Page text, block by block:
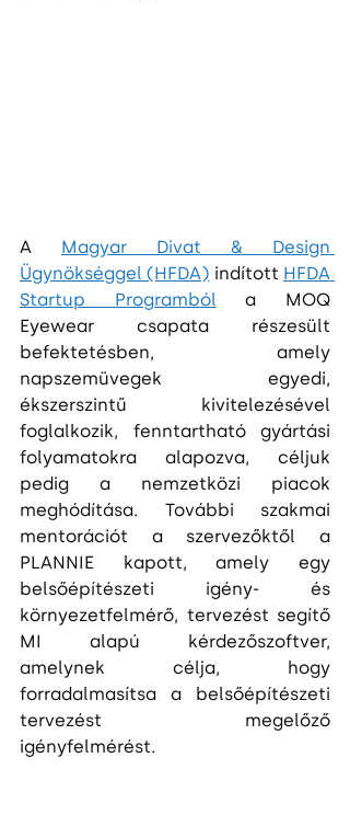
A Magyar Divat & Design
Ügynökséggel (HFDA) indított HFDA
Startup Programból a MOQ
Eyewear csapata részesült
befektetésben, amely
napszemüvegek egyedi,
ékszerszintű kivitelezésével
foglalkozik, fenntartható gyártási
folyamatokra alapozva, céljuk
pedig a nemzetközi piacok
meghódítása. További szakmai
mentorációt a szervezőktől a
PLANNIE kapott, amely egy
belsőépítészeti igény- és
környezetfelmérő, tervezést segítő
MI alapú kérdezőszoftver,
amelynek célja, hogy
forradalmasítsa a belsőépítészeti
tervezést megelőző
igényfelmérést.